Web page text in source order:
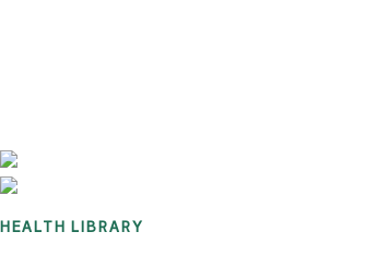
HEALTH LIBRARY